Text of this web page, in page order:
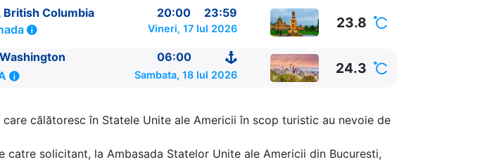
10:00 - 18:00
06:30 - 13:30
06:00 - 15:00
SUA 06:00 - ⚓
British Columbia 20:00
23:59
Vineri, 17 Iul 2026 23.8
06:00
Sambata, 18 Iul 2026 24.3
călătoresc în Statele Unite ale Americii în scop turistic au nevoie de
catre solicitant, la Ambasada Statelor Unite ale Americii din Bucuresti,